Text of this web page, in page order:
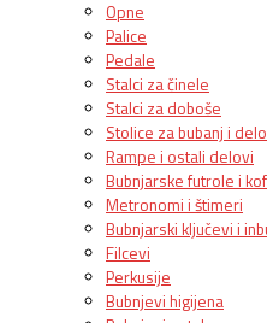
Opne
Palice
Pedale
Stalci za činele
Stalci za doboše
Stolice za bubanj i
Rampe i ostali delovi
Bubnjarske futrole i
Metronomi i štimeri
Bubnjarski ključevi i
Filcevi
Perkusije
Bubnjevi higijena